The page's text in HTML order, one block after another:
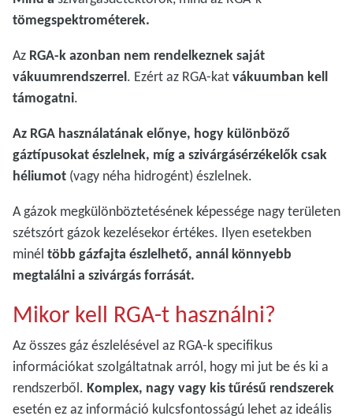
tömegspektrométerek.
Az RGA-k azonban nem rendelkeznek saját
vákuumrendszerrel. Ezért az RGA-katvákuumban kell
támogatni.
Az RGA használatának előnye, hogy különböző
gáztípusokat észlelnek, míg a szivárgásérzékelők csak
héliumot (vagy néha hidrogént) észlelnek.
A gázok megkülönböztetésének képessége nagy területen
szétszórt gázok kezelésekor értékes. Ilyen esetekben
minél több gázfajta észlelhető, annál könnyebb
megtalálni a szivárgás forrását.
Mikor kell RGA-t használni?
Az összes gáz észlelésével az RGA-k specifikus
információkat szolgáltatnak arról, hogy mi jut be és ki a
rendszerből. Komplex, nagy vagy kis tűrésű rendszerek
esetén ez az információ kulcsfontosságú lehet az ideális